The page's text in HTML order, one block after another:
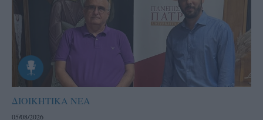
ΔΙΟΙΚΗΤΙΚΑ ΝΕΑ
05/08/2026